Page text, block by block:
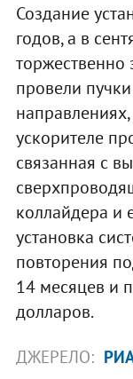
Создание
годов, а в
провели
ускорителе
связанная с
коллайдера и
установка
повторения
14 месяцев и
долларов.
ДЖЕРЕЛО: